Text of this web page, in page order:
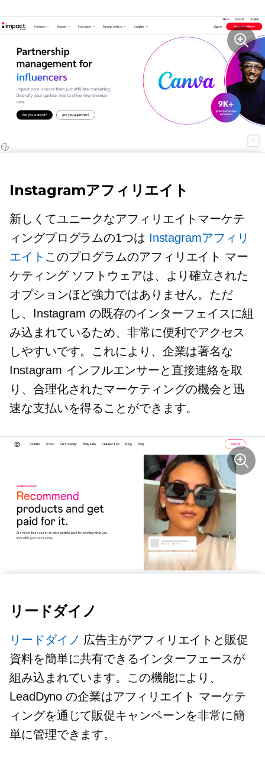
Instagramアフィリエイト
新しくてユニークなアフィリエイトマーケテ
ィングプログラムの1つは Instagramアフィリ
エイト このプログラムのアフィリエイト マー
ケティング ソフトウェアは、より確立された
オプションほど強力ではありません。ただ
し、Instagram の既存のインターフェイスに組
み込まれているため、非常に便利でアクセス
しやすいです。これにより、企業は著名な
Instagram インフルエンサーと直接連絡を取
り、合理化されたマーケティングの機会と迅
速な支払いを得ることができます。
リードダイノ
リードダイノ 広告主がアフィリエイトと販促
資料を簡単に共有できるインターフェースが
組み込まれています。この機能により、
LeadDyno の企業はアフィリエイト マーケテ
ィングを通じて販促キャンペーンを非常に簡
単に管理できます。